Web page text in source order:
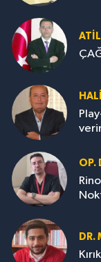
OP.
DR.